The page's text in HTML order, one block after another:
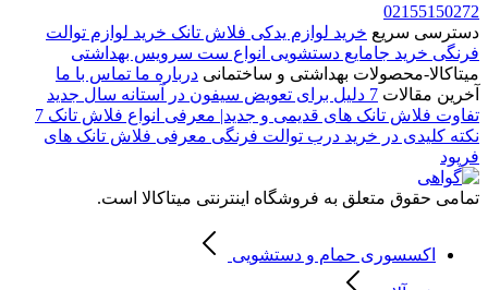
02155150272
دسترسی سریع خرید لوازم یدکی فلاش تانک خرید لوازم توالت
فرنگی خرید جامایع دستشویی انواع ست سرویس بهداشتی
میتاکالا-محصولات بهداشتی و ساختمانی درباره ما تماس با ما
آخرین مقالات 7 دلیل برای تعویض سیفون در آستانه سال جدید
تفاوت فلاش تانک های قدیمی و جدید| معرفی انواع فلاش تانک 7
نکته کلیدی در خرید درب توالت فرنگی معرفی فلاش تانک های
فرپود
تمامی حقوق متعلق به فروشگاه اینترنتی میتاکالا است.
اکسسوری حمام و دستشویی